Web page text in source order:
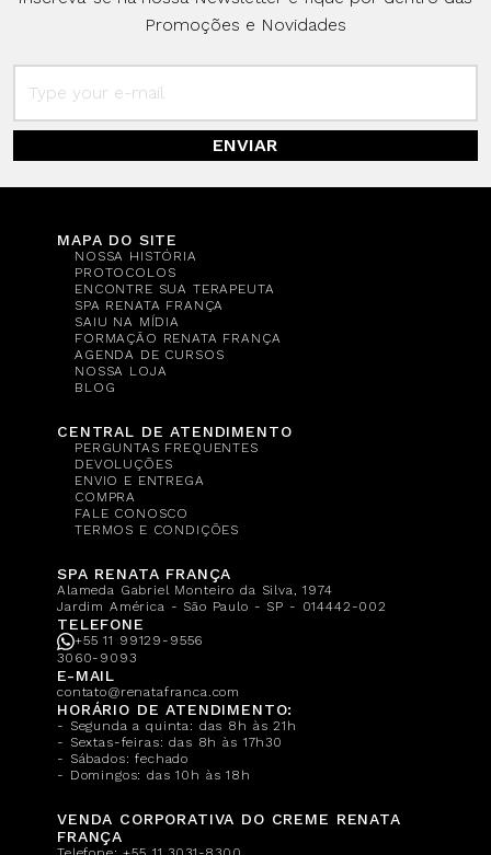
Promoções e Novidades
ENVIAR
MAPA DO SITE
NOSSA HISTÓRIA
PROTOCOLOS
ENCONTRE SUA TERAPEUTA
SPA RENATA FRANÇA
SAIU NA MÍDIA
FORMAÇÃO RENATA FRANÇA
AGENDA DE CURSOS
NOSSA LOJA
BLOG
CENTRAL DE ATENDIMENTO
PERGUNTAS FREQUENTES
DEVOLUÇÕES
ENVIO E ENTREGA
COMPRA
FALE CONOSCO
TERMOS E CONDIÇÕES
SPA RENATA FRANÇA
Alameda Gabriel Monteiro da Silva, 1974
Jardim América - São Paulo - SP - 014442-002
TELEFONE
+55 11 99129-9556
3060-9093
E-MAIL
contato@renatafranca.com
HORÁRIO DE ATENDIMENTO:
- Segunda a quinta: das 8h às 21h
- Sextas-feiras: das 8h às 17h30
- Sábados: fechado
- Domingos: das 10h às 18h
VENDA CORPORATIVA DO CREME RENATA
FRANÇA